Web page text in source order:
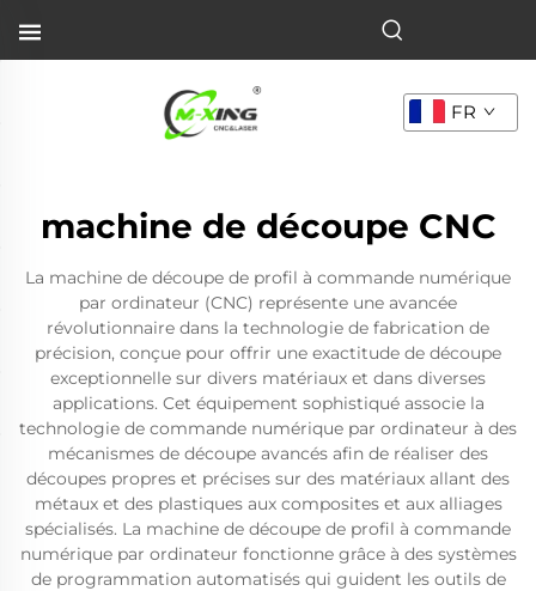
FR
machine de découpe CNC
La machine de découpe de profil à commande numérique
par ordinateur (CNC) représente une avancée
révolutionnaire dans la technologie de fabrication de
précision, conçue pour offrir une exactitude de découpe
exceptionnelle sur divers matériaux et dans diverses
applications. Cet équipement sophistiqué associe la
technologie de commande numérique par ordinateur à des
mécanismes de découpe avancés afin de réaliser des
découpes propres et précises sur des matériaux allant des
métaux et des plastiques aux composites et aux alliages
spécialisés. La machine de découpe de profil à commande
numérique par ordinateur fonctionne grâce à des systèmes
de programmation automatisés qui guident les outils de